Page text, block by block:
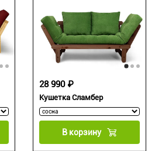
Кушетка Сламбер
28 990 ₽
В корзину